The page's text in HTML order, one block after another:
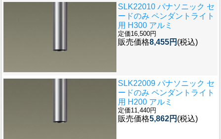
SLK22010 パナソニック セ
ードのみ ペンダントライト
用 H300 アルミ
定価16,500円
販売価格8,455円 (税込)
SLK22009 パナソニック セ
ードのみ ペンダントライト
用 H200 アルミ
定価11,440円
販売価格5,862円 (税込)